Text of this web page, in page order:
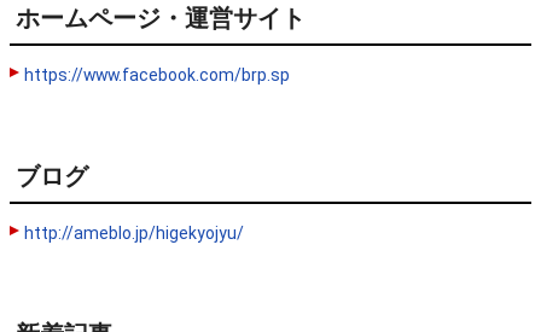
ホームページ・運営サイト
https://www.facebook.com/brp.sp
ブログ
http://ameblo.jp/higekyojyu/